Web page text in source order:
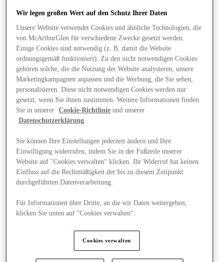
Angebote
Wir legen großen Wert auf den Schutz Ihrer Daten
Unsere Website verwendet Cookies und ähnliche Technologien, die
von McArthurGlen für verschiedene Zwecke gesetzt werden.
Einige Cookies sind notwendig (z. B. damit die Website
ordnungsgemäß funktioniert). Zu den nicht notwendigen Cookies
gehören solche, die die Nutzung der Website analysieren, unsere
Marketingkampagnen anpassen und die Werbung, die Sie sehen,
personalisieren. Diese nicht notwendigen Cookies werden nur
gesetzt, wenn Sie ihnen zustimmen. Weitere Informationen finden
Sie in unserer
Cookie-Richtlinie und unserer
Datenschutzerklärung.
Sie können Ihre Einstellungen jederzeit ändern und Ihre
Einwilligung widerrufen, indem Sie in der Fußzeile unserer
Website auf "Cookies verwalten“ klicken. Ihr Widerruf hat keinen
Einfluss auf die Rechtmäßigkeit der bis zu diesem Zeitpunkt
durchgeführten Datenverarbeitung.
Für Informationen über Dritte, an die wir Daten weitergeben,
klicken Sie unten auf "Cookies verwalten“.
Cookies verwalten